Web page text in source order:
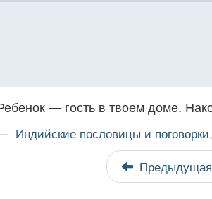
— гость в твоем доме.
Индийские пословицы и поговорки,
Предыдущая